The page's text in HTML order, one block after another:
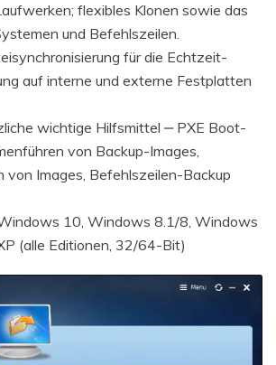
flexibles Klonen sowie das
und Befehlszeilen.
für die Echtzeit-
auf interne und externe Festplatten
wichtige Hilfsmittel ‒ PXE Boot-
von Backup-Images,
von Images, Befehlszeilen-Backup
10, Windows 8.1/8, Windows
(alle Editionen, 32/64-Bit)